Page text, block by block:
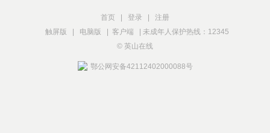
首页 登录
注册
触屏版
电脑版 客户端
未成年人保护热线：12345
© 英山在线
鄂公网安备42112402000088号